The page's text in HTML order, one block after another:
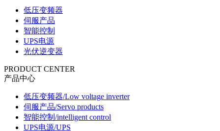
低压变频器
伺服产品
智能控制
UPS电源
光伏逆变器
PRODUCT CENTER
产品中心
低压变频器/Low voltage inverter
伺服产品/Servo products
智能控制 /intelligent control
UPS电源/UPS